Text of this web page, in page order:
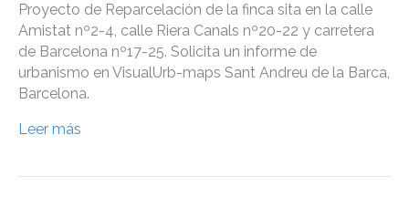
Proyecto de Reparcelación de la finca sita en la calle
Amistat nº2-4, calle Riera Canals nº20-22 y carretera
de Barcelona nº17-25. Solicita un informe de
urbanismo en VisualUrb-maps Sant Andreu de la Barca,
Barcelona.
Leer más